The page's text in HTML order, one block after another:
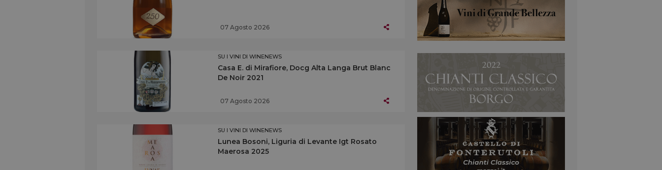
07 Agosto 2026
SU I VINI DI WINENEWS
Casa E. di Mirafiore, Docg Alta Langa Brut Blanc
De Noir 2021
07 Agosto 2026
SU I VINI DI WINENEWS
Lunea Bosoni, Liguria di Levante Igt Rosato
Maerosa 2025